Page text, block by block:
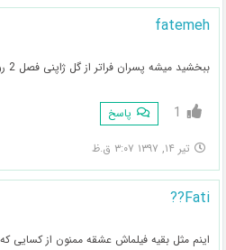
fatemeh
ببخشید میشه پسران فراتر از گل ژاپنی فصل 2 رو بزارید
1 پاسخ
تیر ۱۴, ۱۳۹۷ ۳:۰۷ ق.ظ
Fati??
اینم مثل بقیه فیلماش عشقه ممنون از کسایی